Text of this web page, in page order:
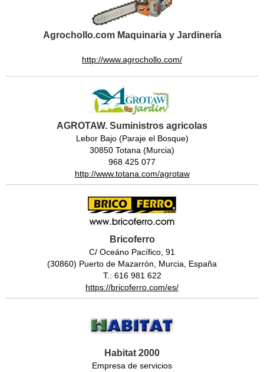
Agrochollo.com Maquinaria y Jardinería
http://www.agrochollo.com/
AGROTAW. Suministros agricolas
Lebor Bajo (Paraje el Bosque)
30850 Totana (Murcia)
968 425 077
http://www.totana.com/agrotaw
Bricoferro
C/ Oceáno Pacífico, 91
(30860) Puerto de Mazarrón, Murcia, España
T.: 616 981 622
https://bricoferro.com/es/
Habitat 2000
Empresa de servicios